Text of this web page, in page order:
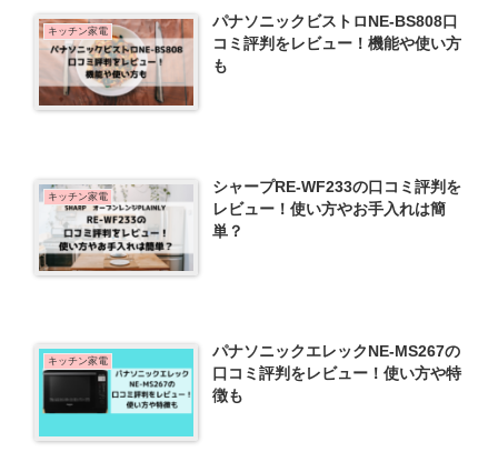
キッチン家電
パナソニックビストロNE-BS808口
コミ評判をレビュー！機能や使い方
も
キッチン家電
シャープRE-WF233の口コミ評判を
レビュー！使い方やお手入れは簡
単？
キッチン家電
パナソニックエレックNE-MS267の
口コミ評判をレビュー！使い方や特
徴も